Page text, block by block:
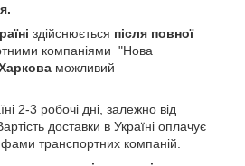
здійснюється після повної
компаніями "Нова
можливий
2-3 робочі дні, залежно від
доставки в Україні оплачує
транспортних компаній.